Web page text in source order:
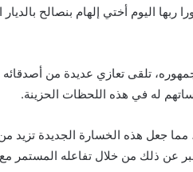
اليوم أختي إلهام بنصالح بالديار
تلقى تعازي عديدة من
له في هذه اللحظات الحزينة.
جعل هذه الخسارة الجديدة تزيد
عن ذلك من خلال تفاعله المستمر مع